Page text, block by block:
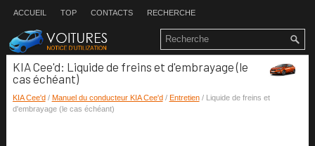
ACCUEIL TOP CONTACTS RECHERCHE
KIA Cee'd: Liquide de freins et d'embrayage (le
cas échéant)
KIA Cee'd / Manuel du conducteur KIA Cee'd / Entretien/ Liquide de freins et
d'embrayage (le cas échéant)